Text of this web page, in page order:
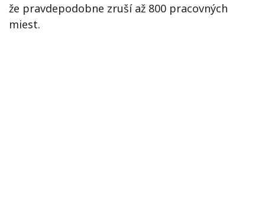
že pravdepodobne zruší až 800 pracovných
miest.